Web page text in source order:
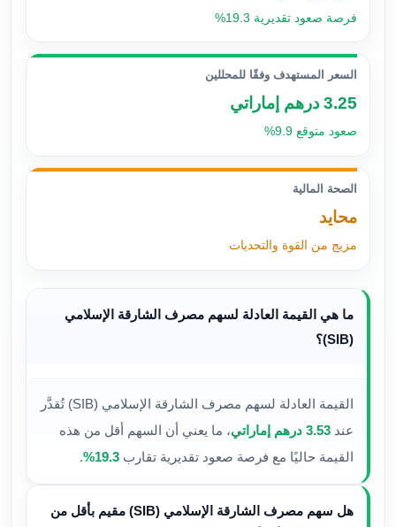
فرصة صعود تقديرية 19.3%
السعر المستهدف وفقًا للمحللين
3.25 درهم إماراتي
صعود متوقع 9.9%
الصحة المالية
محايد
مزيج من القوة والتحديات
ما هي القيمة العادلة لسهم مصرف الشارقة الإسلامي
(SIB)؟
القيمة العادلة لسهم مصرف الشارقة الإسلامي (SIB) تُقدَّر
عند3.53 درهم إماراتي
، ما يعني أن السهم أقل من هذه
القيمة حاليًا مع فرصة صعود تقديرية تقارب19.3%
.
هل سهم مصرف الشارقة الإسلامي (SIB) مقيم بأقل من